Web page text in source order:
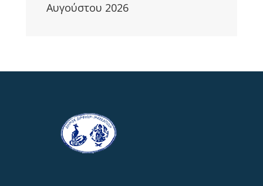
Αυγούστου 2026